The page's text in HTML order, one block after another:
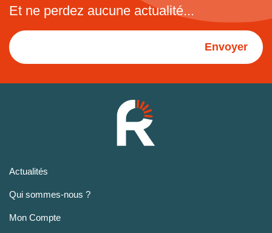
Et ne perdez aucune actualité...
Envoyer
Actualités
Qui sommes-nous ?
Mon Compte